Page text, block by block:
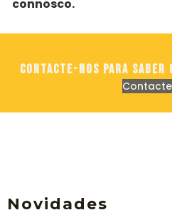
connosco.
Contacte-nos para saber
Novidades